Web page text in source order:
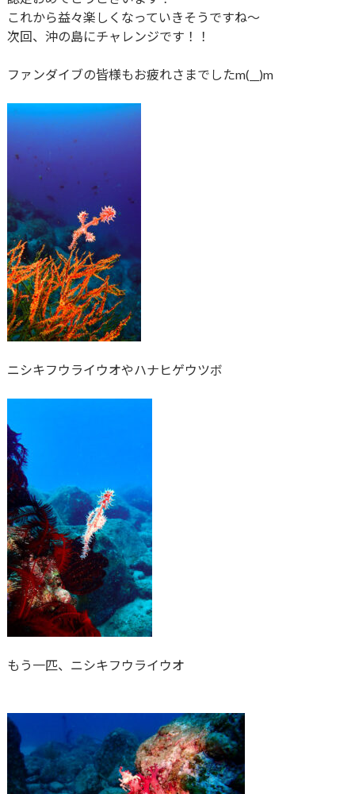
これから益々楽しくなっていきそうですね～
次回、沖の島にチャレンジです！！
ファンダイブの皆様もお疲れさまでしたm(__)m
ニシキフウライウオやハナヒゲウツボ
もう一匹、ニシキフウライウオ